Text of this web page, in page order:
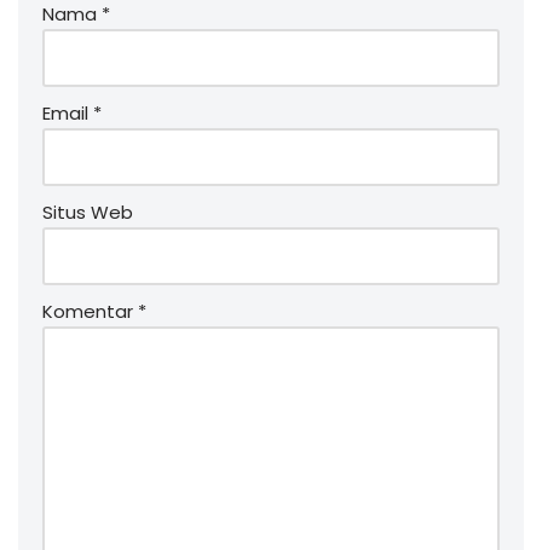
Nama *
Email *
Situs Web
Komentar *